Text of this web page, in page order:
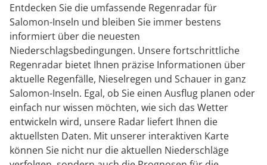
Entdecken Sie die umfassende Regenradar für
Salomon-Inseln und bleiben Sie immer bestens
informiert über die neuesten
Niederschlagsbedingungen. Unsere fortschrittliche
Regenradar bietet Ihnen präzise Informationen über
aktuelle Regenfälle, Nieselregen und Schauer in ganz
Salomon-Inseln. Egal, ob Sie einen Ausflug planen oder
einfach nur wissen möchten, wie sich das Wetter
entwickeln wird, unsere Radar liefert Ihnen die
aktuellsten Daten. Mit unserer interaktiven Karte
können Sie nicht nur die aktuellen Niederschläge